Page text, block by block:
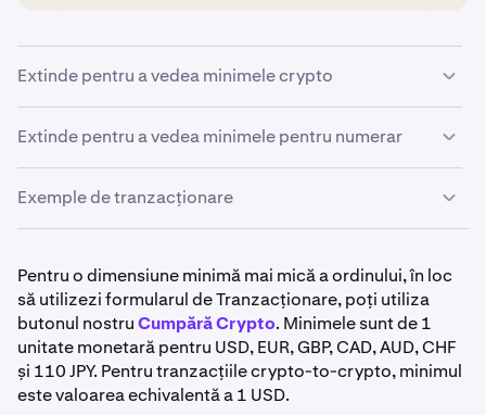
Extinde pentru a vedea minimele crypto
Mai jos este un rezumat al valorilor minime necesare
pentru depunerea și tranzacționarea criptomonedelor.
Minimele pentru retrageri le găseștiaici.
Valorile de mai jos se pot schimba fără notificare și pot
să nu fie întotdeauna actuale.Conectează-te la contul
tău Krakenpentru a vedea cele mai recente informații
listate pe fiecare pagină de depunere și
retragere. Dimensiunea minimă a ordinului se referă
lamoneda de bază.
Extinde pentru a vedea minimele pentru numerar
Monedă de bază
Euro
5 EUR
Exemple de tranzacționare
de 0,0001 BTC sau mai mare.
Dacă tranzacționezi ETH, volumul ordinului trebuie să fie
de 0,01 ETH sau mai mare.
Dacă tranzacționezi EUR, volumul ordinului trebuie să fie
de 5 EUR sau mai mare.
Pentru o dimensiune minimă mai mică a ordinului, în loc
să utilizezi formularul de Tranzacționare, poți utiliza
butonul nostruCumpără Crypto. Minimele sunt de 1
unitate monetară pentru USD, EUR, GBP, CAD, AUD, CHF
și 110 JPY. Pentru tranzacțiile crypto-to-crypto, minimul
este valoarea echivalentă a 1 USD.